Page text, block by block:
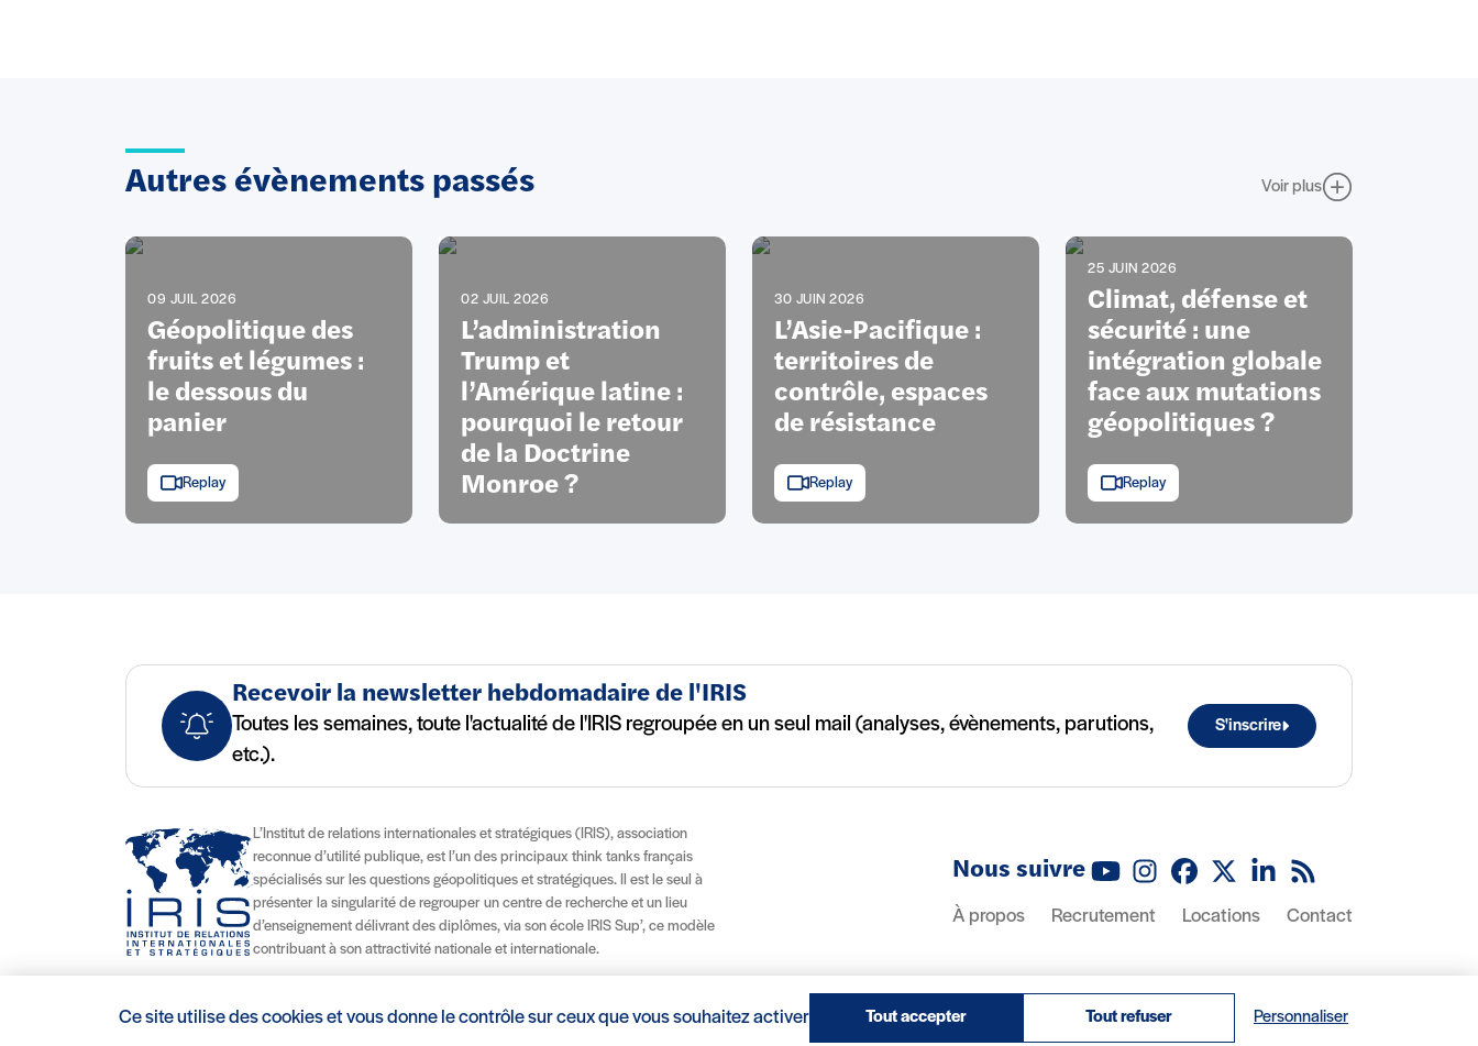
Autres évènements passés Voir plus
09 JUIL 2026
Géopolitique des
fruits et légumes :
le dessous du
panier
Replay
02 JUIL 2026
L’administration
Trump et
l’Amérique latine :
pourquoi le retour
de la Doctrine
Monroe ?
30 JUIN 2026
L’Asie-Pacifique :
territoires de
contrôle, espaces
de résistance
Replay
25 JUIN 2026
Climat, défense et
sécurité : une
intégration globale
face aux mutations
géopolitiques ?
Replay
Recevoir la newsletter hebdomadaire de l'IRIS
Toutes les semaines, toute l'actualité de l'IRIS regroupée en un seul mail (analyses, évènements, parutions,
etc.).
S'inscrire
L’Institut de relations internationales et stratégiques (IRIS), association
reconnue d’utilité publique, est l’un des principaux think tanks français
spécialisés sur les questions géopolitiques et stratégiques. Il est le seul à
présenter la singularité de regrouper un centre de recherche et un lieu
d’enseignement délivrant des diplômes, via son école IRIS Sup’, ce modèle
contribuant à son attractivité nationale et internationale.
Nous suivre YoutubeInstagramFacebookX (Twitter)
LinkedinFlux RSS
À propos Recrutement Locations Contact
Réalisation : Clair et Net. (nouvelle fenêtre) © 2026 IRIS
Ce site utilise des cookies et vous donne le contrôle sur ceux que vous souhaitez activer Tout accepter Tout refuser Personnaliser